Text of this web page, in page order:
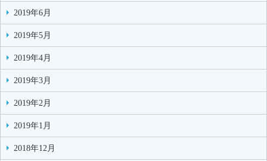
2019年6月
2019年5月
2019年4月
2019年3月
2019年2月
2019年1月
2018年12月